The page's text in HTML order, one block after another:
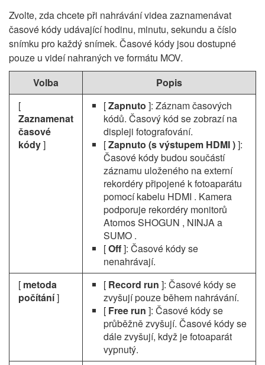
Zvolte, zda chcete při nahrávání videa zaznamenávat
časové kódy udávající hodinu, minutu, sekundu a číslo
snímku pro každý snímek. Časové kódy jsou dostupné
pouze u videí nahraných ve formátu MOV.
Volba
Popis
[
Zaznamenat
časové
kódy]
[Zapnuto ]: Záznam časových
kódů. Časový kód se zobrazí na
displeji fotografování.
[Zapnuto (s výstupem HDMI )]:
Časové kódy budou součástí
záznamu uloženého na externí
rekordéry připojené k fotoaparátu
pomocí kabelu HDMI . Kamera
podporuje rekordéry monitorů
Atomos SHOGUN , NINJA a
SUMO .
[Off]: Časové kódy se
nenahrávají.
[ metoda
počítání]
[ Record run ]: Časové kódy se
zvyšují pouze během nahrávání.
[ Free run ]: Časové kódy se
průběžně zvyšují. Časové kódy se
dále zvyšují, když je fotoaparát
vypnutý.